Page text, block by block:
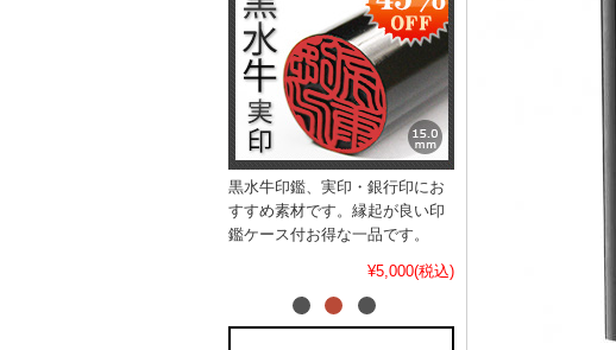
黒水牛印鑑、実印・銀行印にお
すすめ素材です。縁起が良い印
鑑ケース付お得な一品です。
¥5,000(税込)